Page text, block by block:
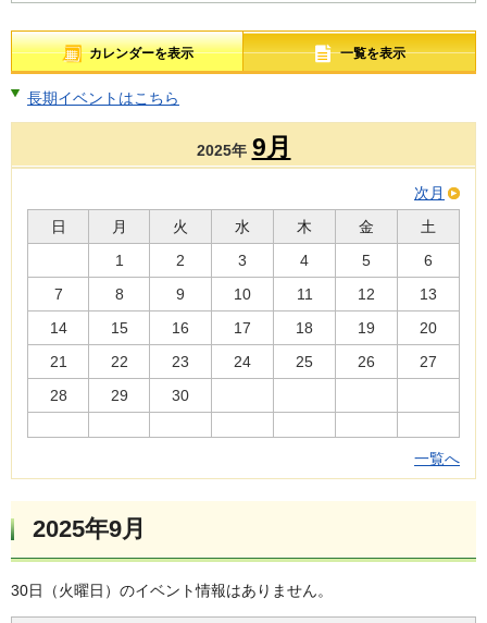
カレンダーを表示 一覧を表示
長期イベントはこちら
2025年 9月
次月
日
月 火 水 木 金
土
1
2 3 4 5
6
7
8 9 10 11 12
13
14
15 16 17 18 19
20
21
22 23 24 25 26
27
28
29 30
一覧へ
2025年9月
30日（火曜日）のイベント情報はありません。